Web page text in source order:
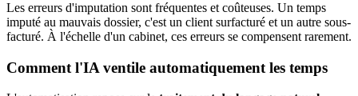
Les erreurs d'imputation sont fréquentes et coûteuses. Un temps
imputé au mauvais dossier, c'est un client surfacturé et un autre sous-
facturé. À l'échelle d'un cabinet, ces erreurs se compensent rarement.
Comment l'IA ventile automatiquement les temps